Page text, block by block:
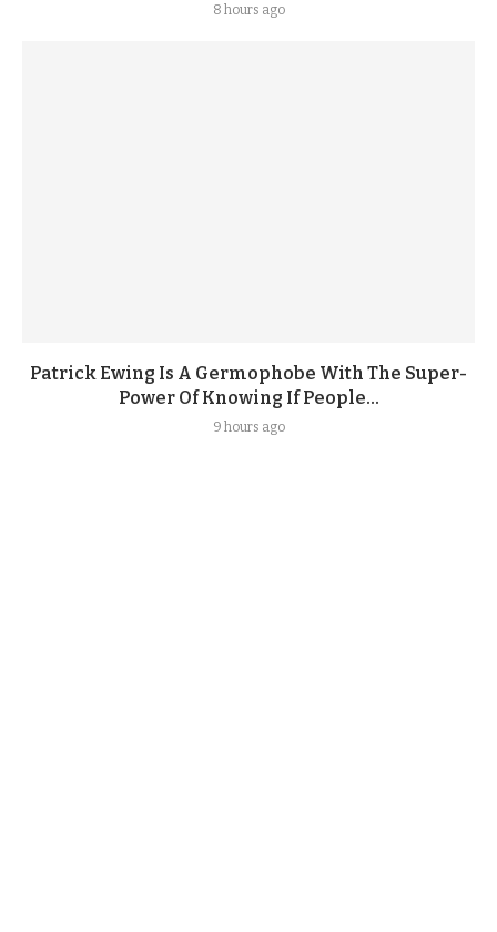
8 hours ago
Patrick Ewing Is A Germophobe With The Super-
Power Of Knowing If People...
9 hours ago